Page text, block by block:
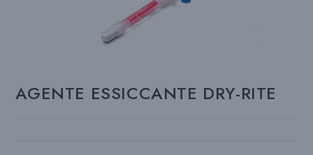
AGENTE ESSICCANTE DRY-RITE